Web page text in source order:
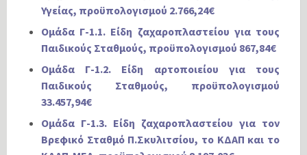
Υγείας, προϋπολογισμού 2.766,24€
Ομάδα Γ-1.1. Είδη ζαχαροπλαστείου για τους
Παιδικούς Σταθμούς, προϋπολογισμού 867,84€
Ομάδα Γ-1.2. Είδη αρτοποιείου για τους
Παιδικούς Σταθμούς, προϋπολογισμού
33.457,94€
Ομάδα Γ-1.3. Είδη ζαχαροπλαστείου για τον
Βρεφικό Σταθμό Π.Σκυλιτσίου, το ΚΔΑΠ και το